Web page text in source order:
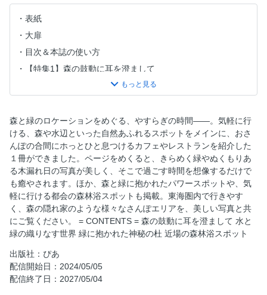
表紙
大扉
目次＆本誌の使い方
【特集1】森の鼓動に耳を澄まして
【コラム】近場の森林浴スポット
【特集３】緑に抱かれた神秘の杜
インデックスマップ
奥付
森と緑のロケーションをめぐる、やすらぎの時間――。気軽に行
ける、森や水辺といった自然あふれるスポットをメインに、おさ
んぽの合間にホっとひと息つけるカフェやレストランを紹介した
１冊ができました。ページをめくると、きらめく緑やぬくもりあ
る木漏れ日の写真が美しく、そこで過ごす時間を想像するだけで
も癒やされます。ほか、森と緑に抱かれたパワースポットや、気
軽に行ける都会の森林浴スポットも掲載。東海圏内で行きやす
く、森の隠れ家のような様々なさんぽエリアを、美しい写真と共
にご覧ください。 = CONTENTS = 森の鼓動に耳を澄まして 水と
緑の織りなす世界 緑に抱かれた神秘の杜 近場の森林浴スポット
出版社：ぴあ
配信開始日：2024/05/05
配信終了日：2027/05/04